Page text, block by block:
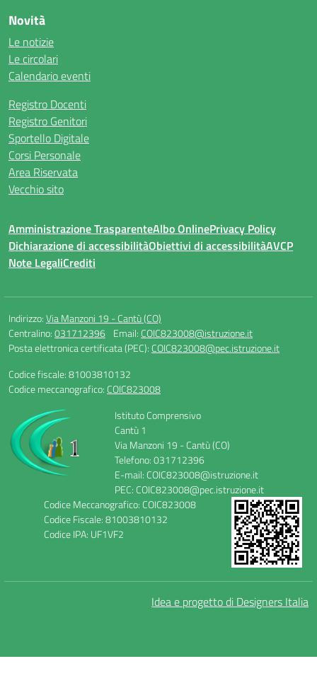
Novità
Le notizie
Le circolari
Calendario eventi
Registro Docenti
Registro Genitori
Sportello Digitale
Corsi Personale
Area Riservata
Vecchio sito
Amministrazione TrasparenteAlbo OnlinePrivacy Policy
Dichiarazione di accessibilitàObiettivi di accessibilitàAVCP
Note LegaliCrediti
Indirizzo:Via Manzoni 19 - Cantù (CO)
Centralino:031712396 Email: COIC823008@istruzione.it
Posta elettronica certificata (PEC): COIC823008@pec.istruzione.it
Codice fiscale: 81003810132
Codice meccanografico: COIC823008
Istituto Comprensivo
Cantù 1
Via Manzoni 19 - Cantù (CO)
Telefono: 031712396
E-mail: COIC823008@istruzione.it
PEC: COIC823008@pec.istruzione.it
Codice Meccanografico: COIC823008
Codice Fiscale: 81003810132
Codice IPA: UF1VF2
Idea e progetto di Designers Italia